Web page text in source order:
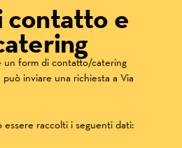
contatto e
un form di contatto/catering
inviare una richiesta a Via
raccolti i seguenti dati: